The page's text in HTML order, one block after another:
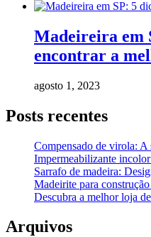
Madeireira em
encontrar a
agosto 1, 2023
Posts recentes
Compensado de virola: A
Impermeabilizante
Sarrafo de madeira:
Madeirite para
Descubra a melhor loja
Arquivos